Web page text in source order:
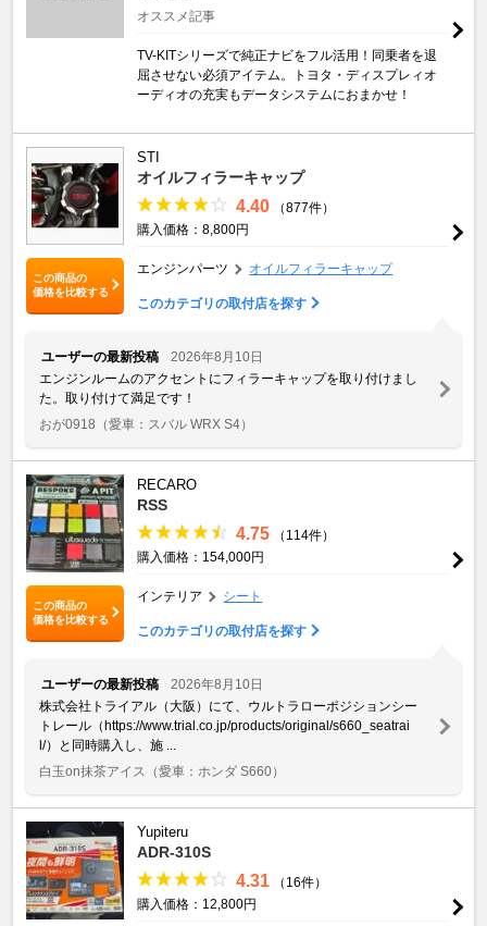
オススメ記事
TV-KITシリーズで純正ナビをフル活用！同乗者を退
屈させない必須アイテム。トヨタ・ディスプレィオ
ーディオの充実もデータシステムにおまかせ！
この商品の
価格を比較する
STI
オイルフィラーキャップ
4.40
（877件）
購入価格：8,800円
エンジンパーツ オイルフィラーキャップ
このカテゴリの取付店を探す
ユーザーの最新投稿
2026年8月10日
エンジンルームのアクセントにフィラーキャップを取り付けまし
た。取り付けて満足です！
おが0918 （愛車：スバル WRX S4）
この商品の
価格を比較する
RECARO
RSS
4.75
（114件）
購入価格：154,000円
インテリア シート
このカテゴリの取付店を探す
ユーザーの最新投稿
2026年8月10日
株式会社トライアル（大阪）にて、ウルトラローポジションシー
トレール（https://www.trial.co.jp/products/original/s660_seatrai
l/）と同時購入し、施 ...
白玉on抹茶アイス
（愛車：ホンダ S660）
Yupiteru
ADR-310S
4.31
（16件）
購入価格：12,800円